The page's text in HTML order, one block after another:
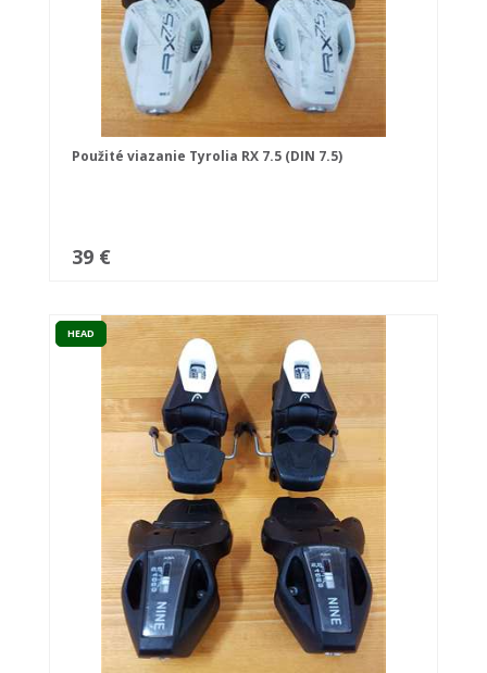
Použité viazanie Tyrolia RX 7.5 (DIN 7.5)
39 €
HEAD